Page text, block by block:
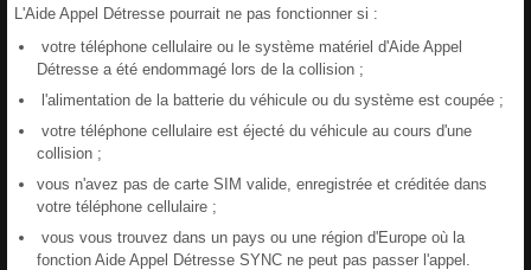
L'Aide Appel Détresse pourrait ne pas fonctionner si :
votre téléphone cellulaire ou le système matériel d'Aide Appel
Détresse a été endommagé lors de la collision ;
l'alimentation de la batterie du véhicule ou du système est coupée ;
votre téléphone cellulaire est éjecté du véhicule au cours d'une
collision ;
vous n'avez pas de carte SIM valide, enregistrée et créditée dans
votre téléphone cellulaire ;
vous vous trouvez dans un pays ou une région d'Europe où la
fonction Aide Appel Détresse SYNC ne peut pas passer l'appel.